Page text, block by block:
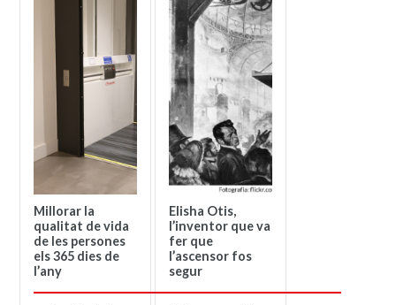
Millorar la
qualitat de vida
de les persones
els 365 dies de
l’any
Elisha Otis,
l’inventor que va
fer que
l’ascensor fos
segur